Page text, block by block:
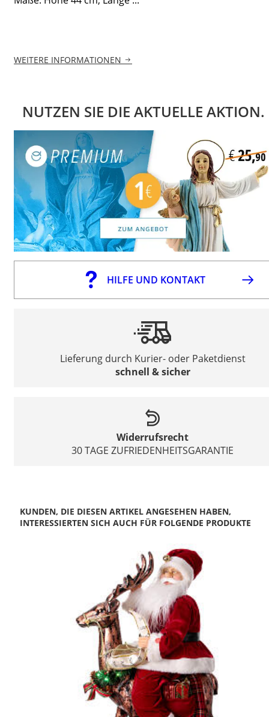
WEITERE INFORMATIONEN
NUTZEN SIE DIE AKTUELLE AKTION.
HILFE UND KONTAKT
Lieferung durch Kurier- oder Paketdienst
schnell & sicher
Widerrufsrecht
30 TAGE ZUFRIEDENHEITSGARANTIE
KUNDEN, DIE DIESEN ARTIKEL ANGESEHEN HABEN,
INTERESSIERTEN SICH AUCH FÜR FOLGENDE PRODUKTE